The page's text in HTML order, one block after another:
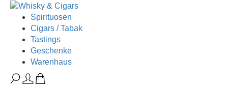
Spirituosen
Cigars / Tabak
Tastings
Geschenke
Warenhaus